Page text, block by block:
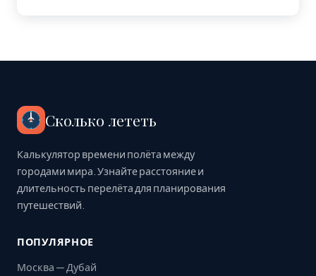
Сколько лететь
Калькулятор времени полёта между
городами мира. Узнайте расстояние и
длительность перелёта для планирования
путешествий.
ПОПУЛЯРНОЕ
Москва — Дубай